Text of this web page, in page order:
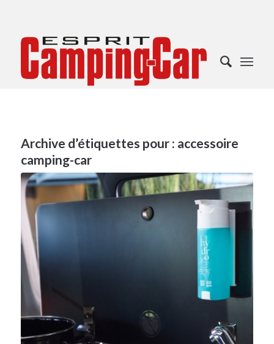
Archive d’étiquettes pour : accessoire
camping-car